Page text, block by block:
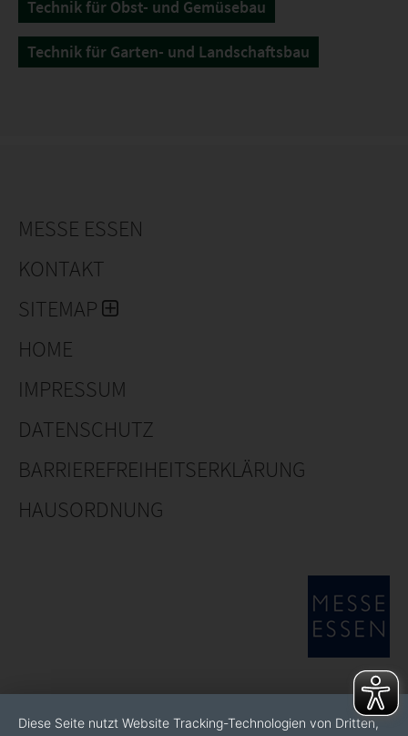
Technik für Obst- und Gemüsebau
Technik für Garten- und Landschaftsbau
MESSE ESSEN
KONTAKT
SITEMAP
HOME
IMPRESSUM
DATENSCHUTZ
BARRIEREFREIHEITSERKLÄRUNG
HAUSORDNUNG
Diese Seite nutzt Website Tracking-Technologien von Dritten,